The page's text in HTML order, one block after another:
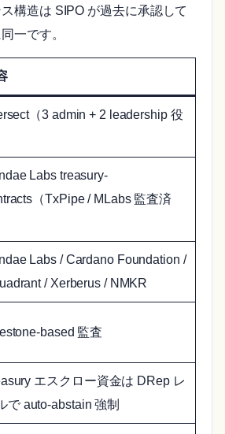
構造は SIPO が過去に承認して
一です。
（3 admin + 2 leadership 役
Labs treasury-
（TxPipe / MLabs 監査済
Labs / Cardano Foundation /
/ Xerberus / NMKR
based 監査
エスクロー資金は DRep レ
で auto-abstain 強制